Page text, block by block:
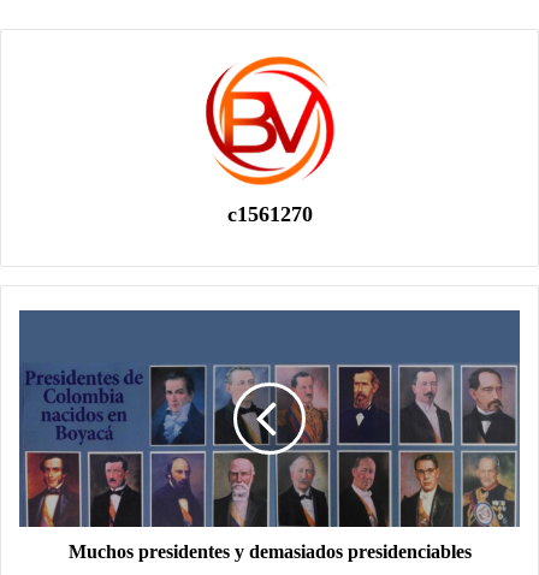
c1561270
Muchos presidentes y demasiados presidenciables